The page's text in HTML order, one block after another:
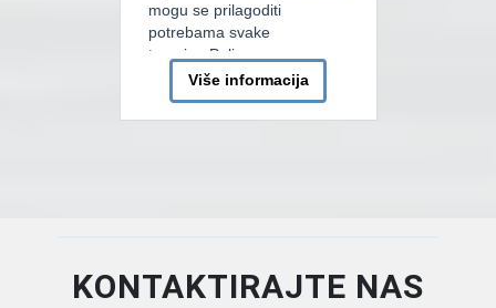
mogu se prilagoditi
potrebama svake
trgovine.Police
supermarketa jedna su od
najosnovnijih jedinica koje
svaka trgovina treba. Sa
svoj ograničeni prostor.
Naše […]
Više informacija
KONTAKTIRAJTE NAS